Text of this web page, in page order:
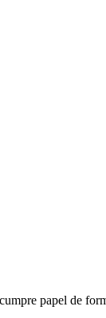
papel de